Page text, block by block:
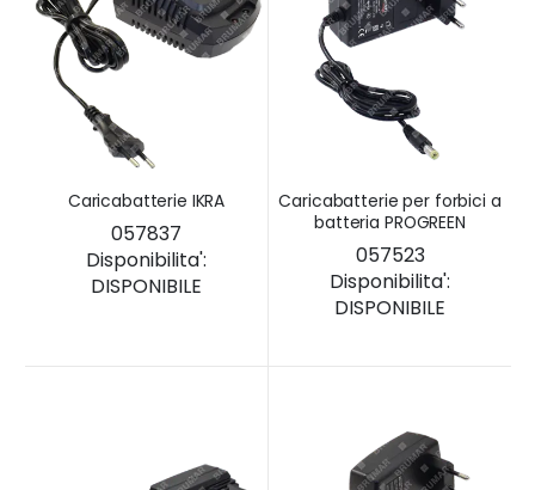
Caricabatterie IKRA
057837
Disponibilita':
DISPONIBILE
Caricabatterie per forbici a
batteria PROGREEN
057523
Disponibilita':
DISPONIBILE